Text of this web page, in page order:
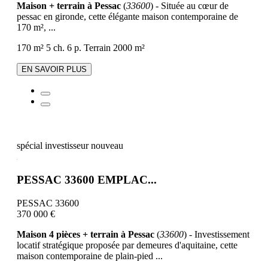
Maison + terrain à Pessac (33600) - Située au cœur de
pessac en gironde, cette élégante maison contemporaine de
170 m², ...
170 m² 5 ch. 6 p. Terrain 2000 m²
EN SAVOIR PLUS
spécial investisseur nouveau
PESSAC 33600 EMPLAC...
PESSAC 33600
370 000 €
Maison 4 pièces + terrain à Pessac (33600) - Investissement
locatif stratégique proposée par demeures d'aquitaine, cette
maison contemporaine de plain-pied ...